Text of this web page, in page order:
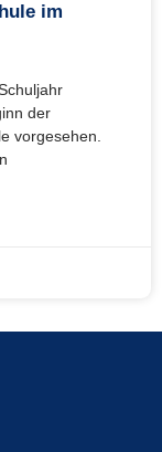
im
der
vorgesehen.